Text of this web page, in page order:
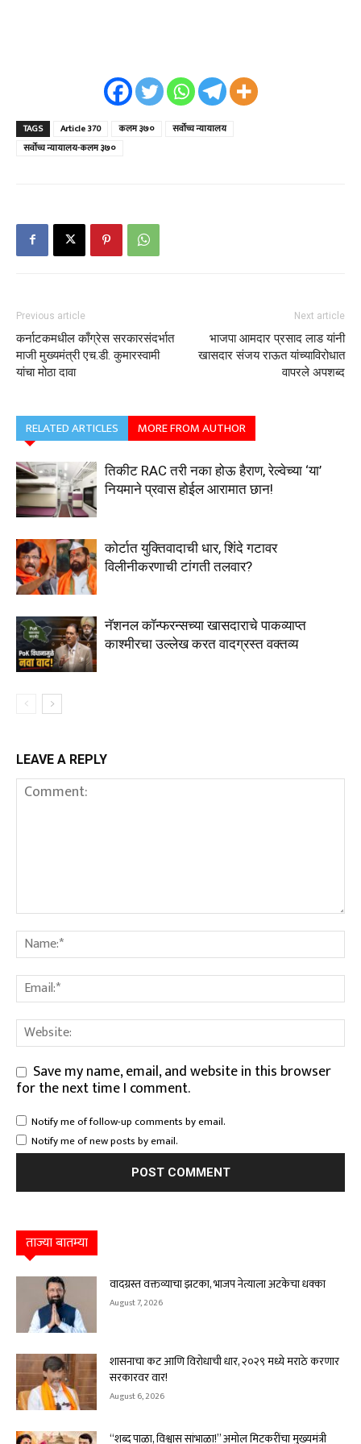
TAGS Article 370 कलम ३७०
सर्वोच्च न्यायालय
सर्वोच्च न्यायालय-कलम ३७०
Previous article
कर्नाटकमधील काँग्रेस सरकारसंदर्भात
माजी मुख्यमंत्री एच.डी. कुमारस्वामी
यांचा मोठा दावा
Next article
भाजपा आमदार प्रसाद लाड यांनी
खासदार संजय राऊत यांच्याविरोधात
वापरले अपशब्द
RELATED ARTICLES MORE FROM AUTHOR
तिकीट RAC तरी नका होऊ हैराण, रेल्वेच्या ‘या’
नियमाने प्रवास होईल आरामात छान!
कोर्टात युक्तिवादाची धार, शिंदे गटावर
विलीनीकरणाची टांगती तलवार?
नॅशनल कॉन्फरन्सच्या खासदाराचे पाकव्याप्त
काश्मीरचा उल्लेख करत वादग्रस्त वक्तव्य
LEAVE A REPLY
Save my name, email, and website in this browser
for the next time I comment.
Notify me of follow-up comments by email.
Notify me of new posts by email.
ताज्या बातम्या
वादग्रस्त वक्तव्याचा झटका, भाजप नेत्याला अटकेचा धक्का
August 7, 2026
शासनाचा कट आणि विरोधाची धार, २०२९ मध्ये मराठे करणार
सरकारवर वार!
August 6, 2026
“शब्द पाळा, विश्वास सांभाळा!” अमोल मिटकरींचा मुख्यमंत्री